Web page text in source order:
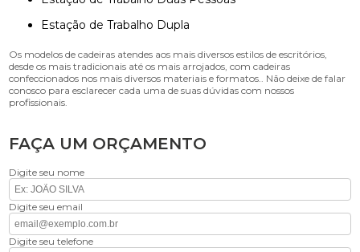
Estação de Trabalho Dupla
Os modelos de cadeiras atendes aos mais diversos estilos de escritórios,
desde os mais tradicionais até os mais arrojados, com cadeiras
confeccionados nos mais diversos materiais e formatos.. Não deixe de falar
conosco para esclarecer cada uma de suas dúvidas com nossos
profissionais.
FAÇA UM ORÇAMENTO
Digite seu nome
Digite seu email
Digite seu telefone